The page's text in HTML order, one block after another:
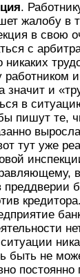
.
жалобу в
в свою
с
работником
значит и
в
пишут те,
тут уже
преддверии
кредитора.
быть не